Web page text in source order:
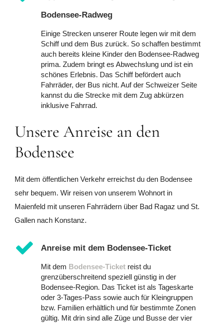
Bodensee-Radweg
Einige Strecken unserer Route legen wir mit dem
Schiff und dem Bus zurück. So schaffen bestimmt
auch bereits kleine Kinder den Bodensee-Radweg
prima. Zudem bringt es Abwechslung und ist ein
schönes Erlebnis. Das Schiff befördert auch
Fahrräder, der Bus nicht. Auf der Schweizer Seite
kannst du die Strecke mit dem Zug abkürzen
inklusive Fahrrad.
Unsere Anreise an den
Bodensee
Mit dem öffentlichen Verkehr erreichst du den Bodensee
sehr bequem. Wir reisen von unserem Wohnort in
Maienfeld mit unseren Fahrrädern über Bad Ragaz und St.
Gallen nach Konstanz.
Anreise mit dem Bodensee-Ticket
Mit dem Bodensee-Ticket reist du
grenzüberschreitend speziell günstig in der
Bodensee-Region. Das Ticket ist als Tageskarte
oder 3-Tages-Pass sowie auch für Kleingruppen
bzw. Familien erhältlich und für bestimmte Zonen
gültig. Mit drin sind alle Züge und Busse der vier